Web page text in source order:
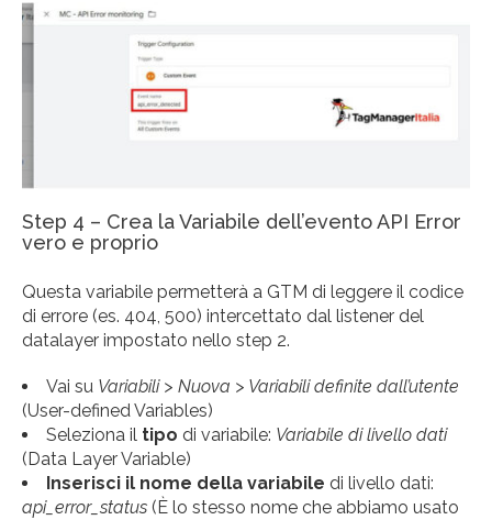
Step 4 – Crea la Variabile dell’evento API Error
vero e proprio
Questa variabile permetterà a GTM di leggere il codice
di errore (es. 404, 500) intercettato dal listener del
datalayer impostato nello step 2.
Vai su Variabili > Nuova > Variabili definite dall’utente
(User-defined Variables)
Seleziona il tipo di variabile: Variabile di livello dati
(Data Layer Variable)
Inserisci il nome della variabile di livello dati:
api_error_status (È lo stesso nome che abbiamo usato